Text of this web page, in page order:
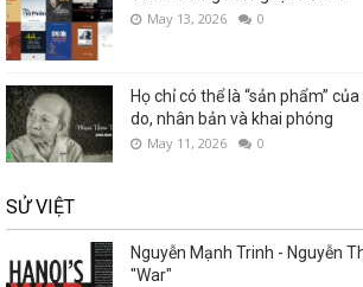
May 13, 2026 0
Họ chỉ có thể là “sản phẩm”
do, nhân bản và khai phóng
May 11, 2026 0
SỬ VIỆT
Nguyễn Mạnh Trinh - Nguyễn
"War"